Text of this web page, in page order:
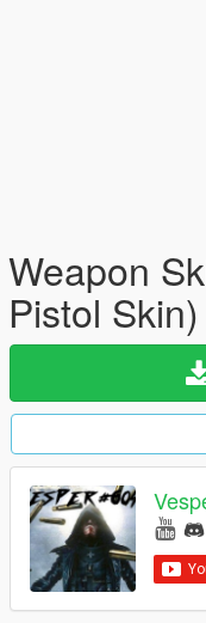
Weapon
Pistol Skin)